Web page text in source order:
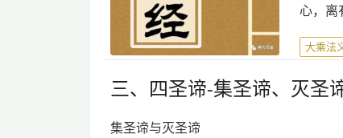
心，离
大乘法
三、四圣谛-集圣谛、灭圣
集圣谛与灭圣谛